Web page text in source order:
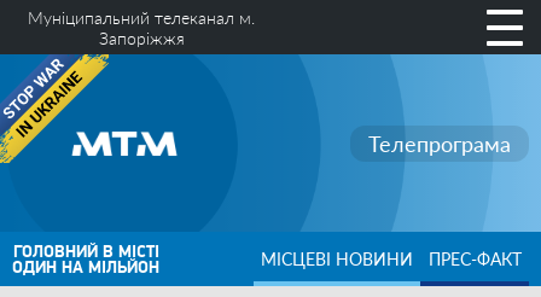
Муніципальний телеканал м.
Запоріжжя
Телепрограма
ГОЛОВНИЙ В МІСТІ
ОДИН НА МІЛЬЙОН МІСЦЕВІ НОВИНИ ПРЕС-ФАКТ